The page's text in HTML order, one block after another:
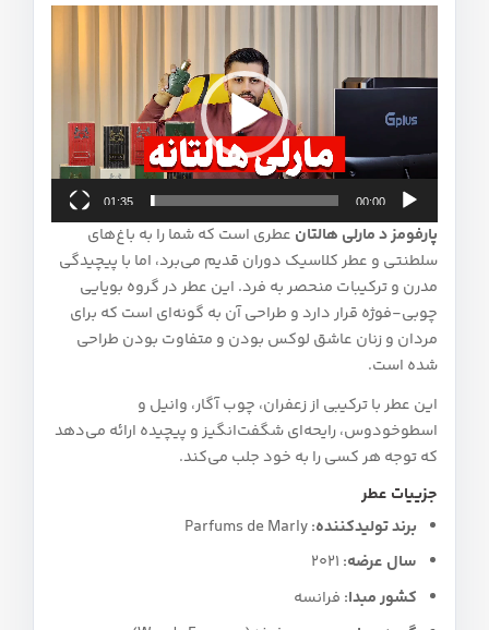
نمایشگر
00:00
01:35
پارفومز د مارلی هالتان عطری است که شما را به باغ‌های
سلطنتی و عطر کلاسیک دوران قدیم می‌برد، اما با پیچیدگی
مدرن و ترکیبات منحصر به فرد. این عطر در گروه بویایی
چوبی-فوژه قرار دارد و طراحی آن به گونه‌ای است که برای
مردان و زنان عاشق لوکس بودن و متفاوت بودن طراحی
شده است.
این عطر با ترکیبی از زعفران، چوب آگار، وانیل و
اسطوخودوس، رایحه‌ای شگفت‌انگیز و پیچیده ارائه می‌دهد
که توجه هر کسی را به خود جلب می‌کند.
جزییات عطر
برند تولیدکننده:
سال عرضه:
کشور مبدا: فرانسه